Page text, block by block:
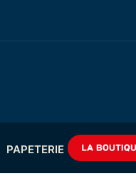
PAPETERIE